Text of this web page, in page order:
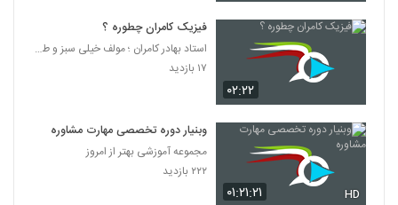
۰۲:۲۲
فیزیک کامران چطوره ؟
استاد بهادر کامران ؛ مولف خیلی سبز و طراح قلم چی
۱۷ بازدید
۰۱:۲۱:۲۱ HD
وبنیار دوره تخصصی مهارت مشاوره
مجموعه آموزشی بهتر از امروز
۲۲۲ بازدید